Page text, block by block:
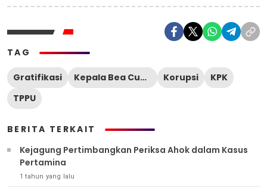
TAG
Gratifikasi Kepala Bea Cukai Makassar Korupsi
KPK
TPPU
BERITA TERKAIT
Kejagung Pertimbangkan Periksa Ahok dalam Kasus
Pertamina
1 tahun yang lalu